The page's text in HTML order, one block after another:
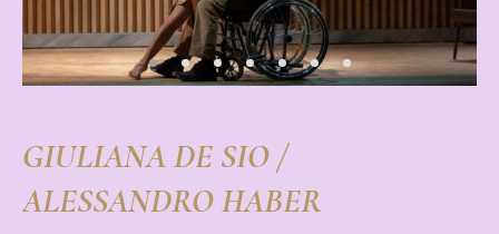
GIULIANA DE SIO /
ALESSANDRO HABER